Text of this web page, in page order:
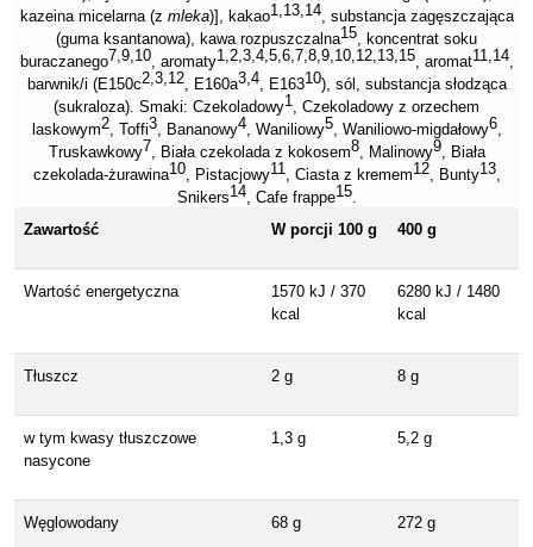
kazeina micelarna (z mleka)], kakao1,13,14, substancja zagęszczająca
(guma ksantanowa), kawa rozpuszczalna15, koncentrat soku
buraczanego7,9,10, aromaty1,2,3,4,5,6,7,8,9,10,12,13,15, aromat11,14,
barwnik/i (E150c2,3,12, E160a3,4, E16310), sól, substancja słodząca
(sukraloza). Smaki: Czekoladowy1 , Czekoladowy z orzechem
laskowym2, Toffi3, Bananowy4, Waniliowy5, Waniliowo-migdałowy6,
Truskawkowy7, Biała czekolada z kokosem8, Malinowy9, Biała
czekolada-żurawina10, Pistacjowy11, Ciasta z kremem12, Bunty13,
Snikers14, Cafe frappe15.
Zawartość
W porcji 100 g 400 g
Wartość energetyczna
1570 kJ / 370
kcal
6280 kJ / 1480
kcal
Tłuszcz 2 g 8 g
w tym kwasy tłuszczowe
nasycone
1,3 g 5,2 g
Węglowodany 68 g 272 g